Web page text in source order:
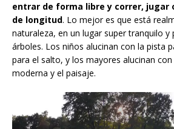
entrar de forma libre y correr, jugar
de longitud. Lo mejor es que está
naturaleza, en un lugar super tranquilo
árboles. Los niños alucinan con la pista
para el salto, y los mayores alucinan
moderna y el paisaje.